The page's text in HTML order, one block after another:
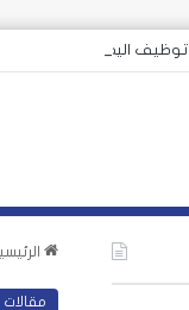
توظيف اليمين الأوروبي
مقالات